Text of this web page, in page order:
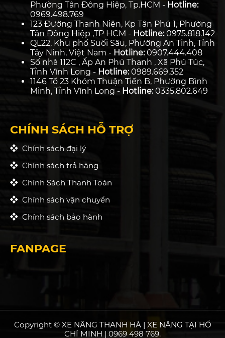
Phường Tân Đông Hiệp, Tp.HCM - Hotline:
0969.498.769
123 Đường Thanh Niên, Kp Tân Phú 1, Phường
Tân Đông Hiệp ,TP HCM - Hotline:0975.818.142
QL22, Khu phố Suối Sâu, Phường An Tịnh, Tỉnh
Tây Ninh, Việt Nam - Hotline:0907.444.408
Số nhà 112C , Ấp An Phú Thạnh , Xã Phú Túc,
Tỉnh Vĩnh Long - Hotline:0989.669.352
1146 Tổ 23 Khóm Thuận Tiến B, Phường Bình
Minh, Tỉnh Vĩnh Long - Hotline:0335.802.649
CHÍNH SÁCH HỖ TRỢ
Chính sách đại lý
Chính sách trả hàng
Chính Sách Thanh Toán
Chính sách vận chuyển
Chính sách bảo hành
FANPAGE
Copyright © XE NÂNG THANH HÀ | XE NÂNG TẠI HỒ
CHÍ MINH | 0969 498 769.